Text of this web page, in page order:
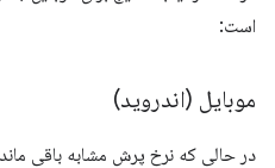
است:
موبایل (اندروید)
در حالی که نرخ پرش مشابه باقی